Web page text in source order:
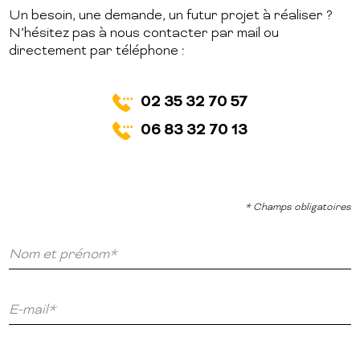
* Champs obligatoires
Nom et prénom*
E-mail*
Un besoin, une demande, un futur projet à réaliser ?
N’hésitez pas à nous contacter par mail ou
directement par téléphone :
02 35 32 70 57
06 83 32 70 13